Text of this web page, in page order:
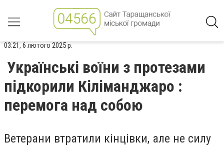
03:21, 6 лютого 2025 р.
Українські воїни з протезами
підкорили Кіліманджаро :
перемога над собою
Ветерани втратили кінцівки, але не силу